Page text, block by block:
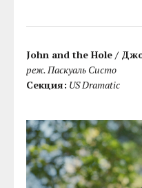
John and the Hole /
реж. Паскуаль Систо
Секция: US Dramatic